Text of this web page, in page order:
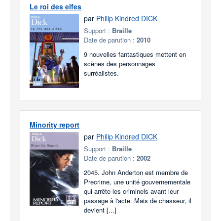
Le roi des elfes
par Philip Kindred DICK
Support : Braille
Date de parution : 2010
9 nouvelles fantastiques mettent en
scènes des personnages
surréalistes.
Minority report
par Philip Kindred DICK
Support : Braille
Date de parution : 2002
2045. John Anderton est membre de
Precrime, une unité gouvernementale
qui arrête les criminels avant leur
passage à l'acte. Mais de chasseur, il
devient [...]